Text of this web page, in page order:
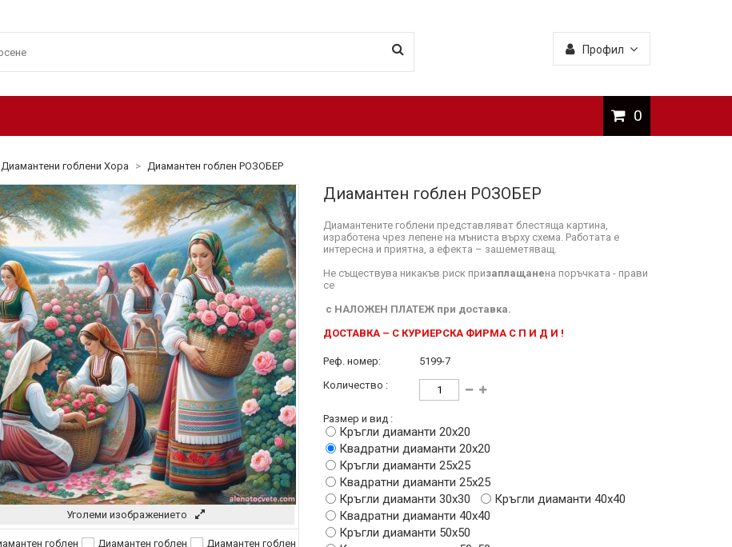
Профил
0
Диамантени гоблени Хора > Диамантен гоблен РОЗОБЕР
Уголеми изображението
Диамантен гоблен РОЗОБЕР
Диамантените гоблени представляват блестяща картина,
изработена чрез лепене на мъниста върху схема. Работата е
интересна и приятна, а ефекта – зашеметяващ.
Не съществува никакъв риск призаплащанена поръчката - прави
се
с НАЛОЖЕН ПЛАТЕЖ при доставка.
ДОСТАВКА – С КУРИЕРСКА ФИРМА С П И Д И !
Реф. номер:
5199-7
Количество :
Размер и вид :
Кръгли диаманти 20х20
Квадратни диаманти 20х20
Кръгли диаманти 25х25
Квадратни диаманти 25х25
Кръгли диаманти 30х30
Кръгли диаманти 40х40
Квадратни диаманти 40х40
Кръгли диаманти 50х50